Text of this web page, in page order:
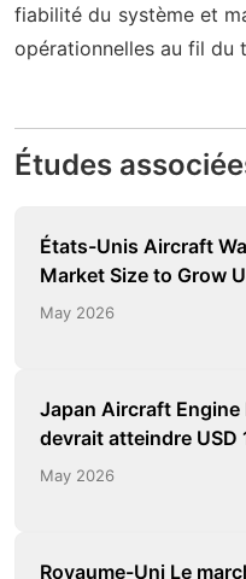
fiabilité du système et
opérationnelles au fil du
Études
États-Unis Aircraft
Market Size to Grow
May 2026
Japan Aircraft Engine
devrait atteindre
May 2026
Royaume-Uni Le